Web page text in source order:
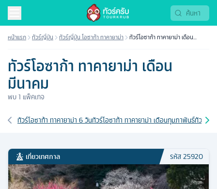
หน้าแรก ทัวร์ญี่ปุ่น ทัวร์ญี่ปุ่น โอซาก้า ทาคายาม่า
ทัวร์โอซาก้า ทาคายาม่า เดือน
ทัวร์โอซาก้า ทาคายาม่า เดือน
มีนาคม
พบ1 แพ็คเกจ
เส้นทางที่เกี่ยวข้อง
ทัวร์โอซาก้า ทาคายาม่า 6 วันทัวร์โอซาก้า ทาคายาม่า เดือนกุมภาพันธ์ทัวร์โอ
เที่ยวเทศกาล รหัส25920